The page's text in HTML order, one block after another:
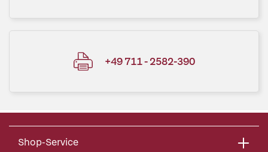
+49 711 - 2582-390
Shop-Service